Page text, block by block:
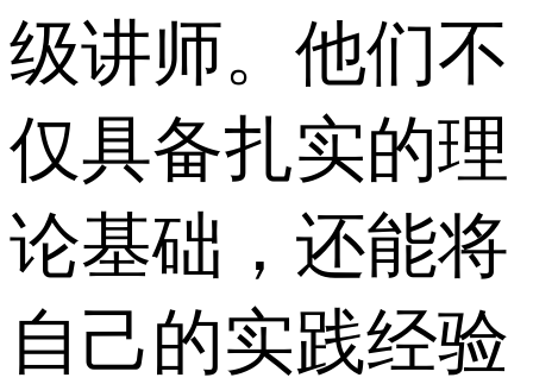
级讲师。他们不
仅具备扎实的理
论基础，还能将
自己的实践经验